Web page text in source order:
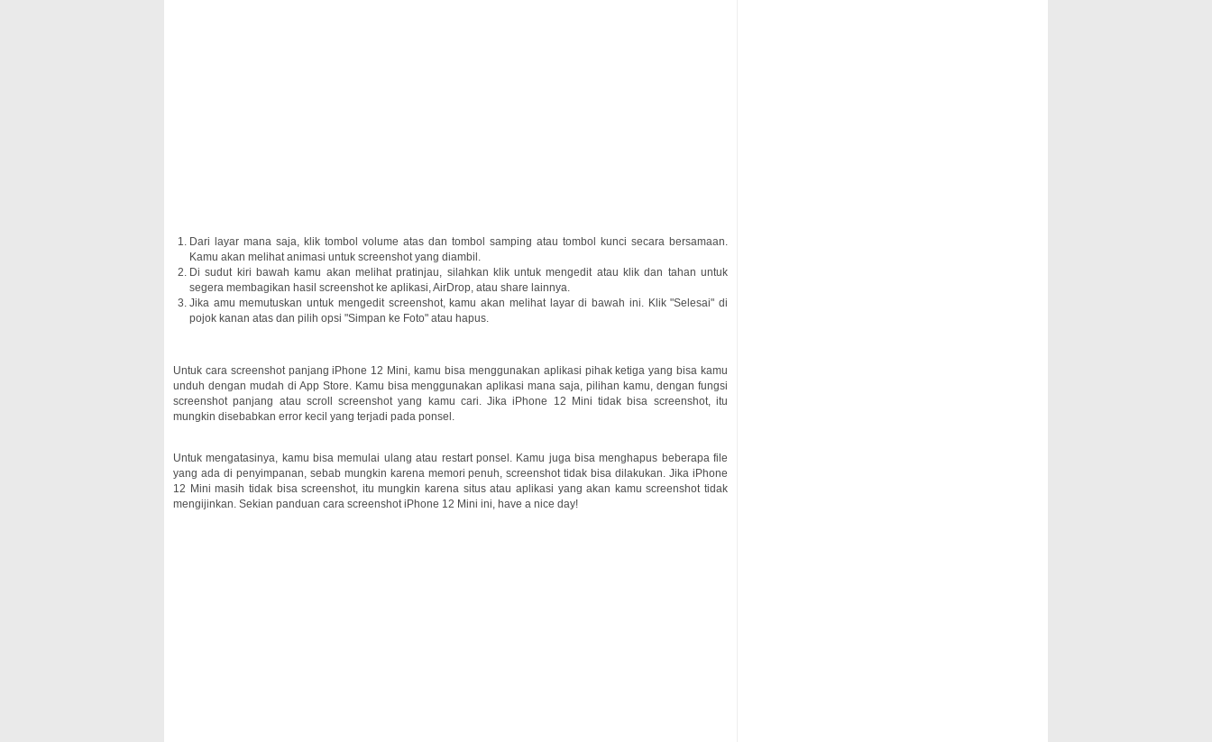
Dari layar mana saja, klik tombol volume atas dan tombol samping atau tombol kunci secara bersamaan.
Kamu akan melihat animasi untuk screenshot yang diambil.
Di sudut kiri bawah kamu akan melihat pratinjau, silahkan klik untuk mengedit atau klik dan tahan untuk
segera membagikan hasil screenshot ke aplikasi, AirDrop, atau share lainnya.
Jika amu memutuskan untuk mengedit screenshot, kamu akan melihat layar di bawah ini. Klik "Selesai" di
pojok kanan atas dan pilih opsi "Simpan ke Foto" atau hapus.
Untuk cara screenshot panjang iPhone 12 Mini, kamu bisa menggunakan aplikasi pihak ketiga yang bisa kamu
unduh dengan mudah di App Store. Kamu bisa menggunakan aplikasi mana saja, pilihan kamu, dengan fungsi
screenshot panjang atau scroll screenshot yang kamu cari. Jika iPhone 12 Mini tidak bisa screenshot, itu
mungkin disebabkan error kecil yang terjadi pada ponsel.
Untuk mengatasinya, kamu bisa memulai ulang atau restart ponsel. Kamu juga bisa menghapus beberapa file
yang ada di penyimpanan, sebab mungkin karena memori penuh, screenshot tidak bisa dilakukan. Jika iPhone
12 Mini masih tidak bisa screenshot, itu mungkin karena situs atau aplikasi yang akan kamu screenshot tidak
mengijinkan. Sekian panduan cara screenshot iPhone 12 Mini ini, have a nice day!